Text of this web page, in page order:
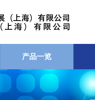
产品一览